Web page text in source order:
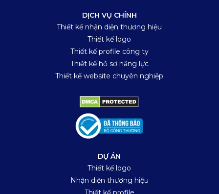
DỊCH VỤ CHÍNH
Thiết kế nhận diện thương hiệu
Thiết kế logo
Thiết kế profile công ty
Thiết kế hồ sơ năng lực
Thiết kế website chuyên nghiệp
DỰ ÁN
Thiết kế logo
Nhận diện thương hiệu